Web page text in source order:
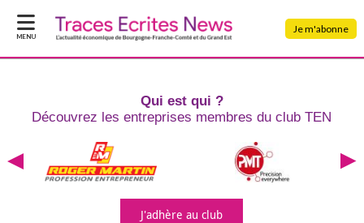
MENU
Je m'abonne
Qui est qui ?
Découvrez les entreprises membres du club TEN
J'adhèreau club